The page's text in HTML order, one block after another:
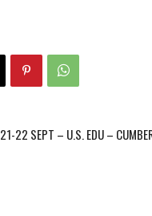
21-22 SEPT – U.S. EDU –